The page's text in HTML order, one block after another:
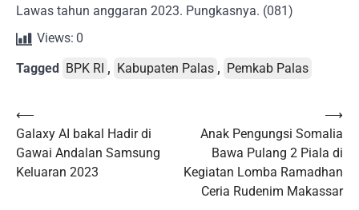
Lawas tahun anggaran 2023. Pungkasnya. (081)
Views: 0
Tagged BPK RI , Kabupaten Palas , Pemkab Palas
Post
navigation
⟵
Galaxy AI bakal Hadir di
Gawai Andalan Samsung
Keluaran 2023
Anak Pengungsi Somalia
Bawa Pulang 2 Piala di
Kegiatan Lomba Ramadhan
Ceria Rudenim Makassar
⟶